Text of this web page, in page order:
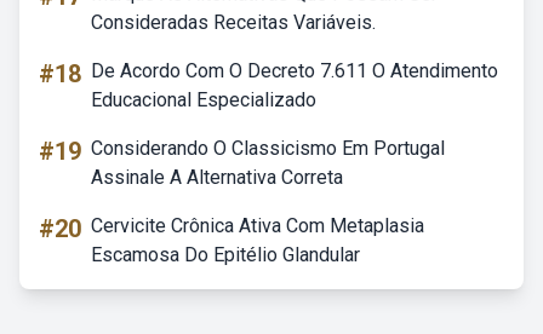
Consideradas Receitas Variáveis.
#18 De Acordo Com O Decreto 7.611 O Atendimento
Educacional Especializado
#19 Considerando O Classicismo Em Portugal
Assinale A Alternativa Correta
#20 Cervicite Crônica Ativa Com Metaplasia
Escamosa Do Epitélio Glandular